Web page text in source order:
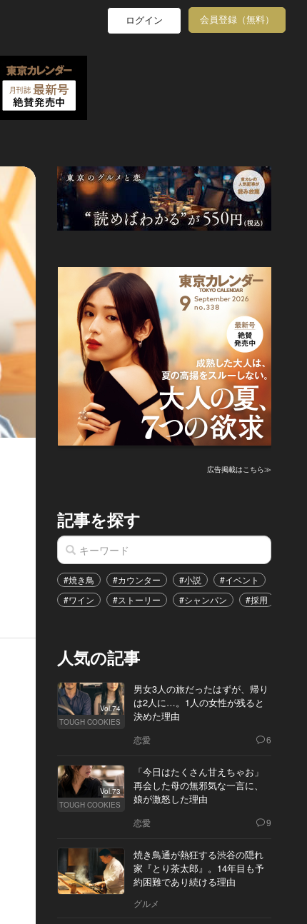
ログイン 会員登録（無料）
広告掲載はこちら≫
記事を探す
#焼き鳥 #カウンター #小説 #イベント
#ワイン
#ストーリー #シャンパン #採用
人気の記事
Vol.74
TOUGH COOKIES
男女3人の旅だったはずが、帰り
は2人に…。1人の女性が残ると
決めた理由
恋愛 6
Vol.73
TOUGH COOKIES
「今日はたくさん甘えちゃお」
再会した母の無邪気な一言に、
娘が激怒した理由
恋愛 9
焼き鳥通が熱狂する渋谷の隠れ
家『とり茶太郎』。14年目も予
約困難であり続ける理由
グルメ